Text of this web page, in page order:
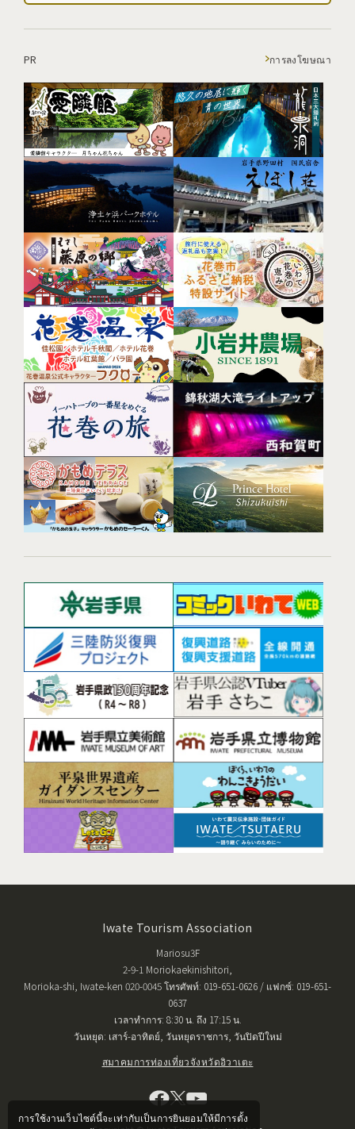
การใช้งานเว็บไซต์นี้จะเท่ากับเป็นการยินยอมให้มีการตั้ง
PR การลงโฆษณา
Iwate Tourism Association
Mariosu3F
2-9-1 Moriokaekinishitori,
Morioka-shi, Iwate-ken 020-0045 โทรศัพท์: 019-651-0626 / แฟกซ์: 019-651-
0637
เวลาทำการ: 8:30 น. ถึง 17:15 น.
วันหยุด: เสาร์-อาทิตย์, วันหยุดราชการ, วันปิดปีใหม่
สมาคมการท่องเที่ยวจังหวัดอิวาเตะ